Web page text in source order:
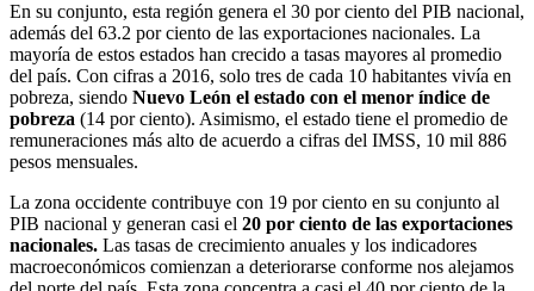
En su conjunto, esta región genera el 30 por ciento del PIB nacional,
además del 63.2 por ciento de las exportaciones nacionales. La
mayoría de estos estados han crecido a tasas mayores al promedio
del país. Con cifras a 2016, solo tres de cada 10 habitantes vivía en
pobreza, siendo Nuevo León el estado con el menor índice de
pobreza (14 por ciento). Asimismo, el estado tiene el promedio de
remuneraciones más alto de acuerdo a cifras del IMSS, 10 mil 886
pesos mensuales.
La zona occidente contribuye con 19 por ciento en su conjunto al
PIB nacional y generan casi el 20 por ciento de las exportaciones
nacionales. Las tasas de crecimiento anuales y los indicadores
macroeconómicos comienzan a deteriorarse conforme nos alejamos